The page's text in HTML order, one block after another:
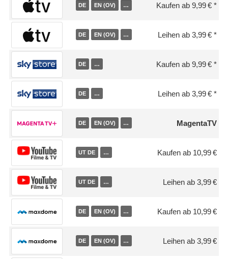
DE EN (OV) … Kaufen ab 9,99 €
DE EN (OV) … Leihen ab 3,99 €
DE … Kaufen ab 9,99 €
DE … Leihen ab 3,99 €
DE EN (OV) … MagentaTV
UT DE … Kaufen ab 10,99 €
UT DE … Leihen ab 3,99 €
DE EN (OV) … Kaufen ab 10,99 €
DE EN (OV) … Leihen ab 3,99 €